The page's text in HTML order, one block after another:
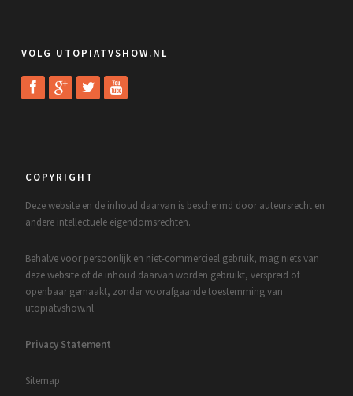
VOLG UTOPIATVSHOW.NL
COPYRIGHT
Deze website en de inhoud daarvan is beschermd door auteursrecht en
andere intellectuele eigendomsrechten.
Behalve voor persoonlijk en niet-commercieel gebruik, mag niets van
deze website of de inhoud daarvan worden gebruikt, verspreid of
openbaar gemaakt, zonder voorafgaande toestemming van
utopiatvshow.nl
Privacy Statement
Sitemap